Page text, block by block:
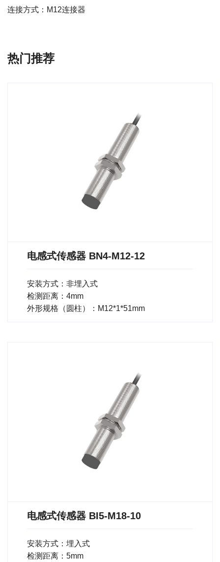
连接方式：M12连接器
热门推荐
电感式传感器 BN4-M12-12
安装方式：非埋入式
检测距离：4mm
外形规格（圆柱）：M12*1*51mm
电感式传感器 BI5-M18-10
安装方式：埋入式
检测距离：5mm